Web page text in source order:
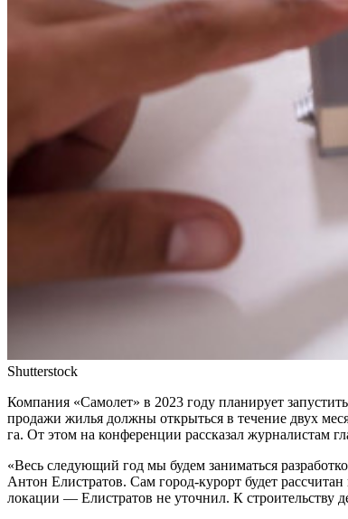
Shutterstock
Компания «Самолет» в 2023 году планирует
продажи жилья должны открыться в течение двух
га. От этом на конференции рассказал журналистам
«Весь следующий год мы будем заниматься
Антон Елистратов. Сам город-курорт будет
локации — Елистратов не уточнил. К строительству